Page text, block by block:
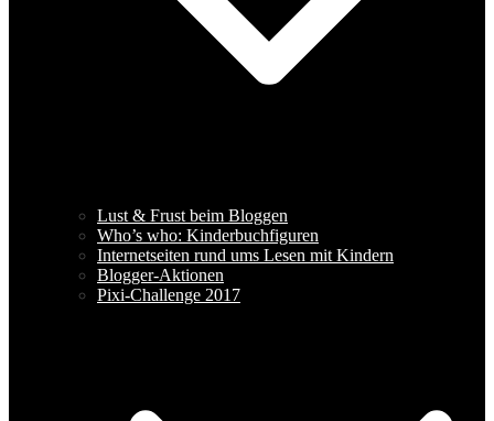
Lust & Frust beim Bloggen
Who’s who: Kinderbuchfiguren
Internetseiten rund ums Lesen mit Kindern
Blogger-Aktionen
Pixi-Challenge 2017